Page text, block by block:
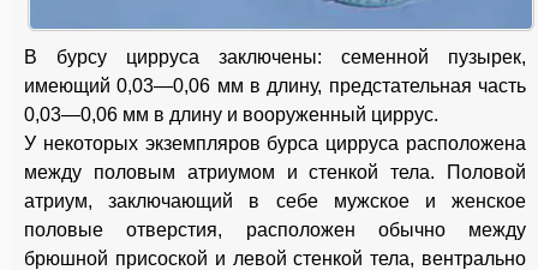
В бурсу цирруса заключены: семенной пузырек,
имеющий 0,03—0,06 мм в длину, предстательная часть
0,03—0,06 мм в длину и вооруженный циррус.
У некоторых экземпляров бурса цирруса расположена
между половым атриумом и стенкой тела. Половой
атриум, заключающий в себе мужское и женское
половые отверстия, расположен обычно между
брюшной присоской и левой стенкой тела, вентрально